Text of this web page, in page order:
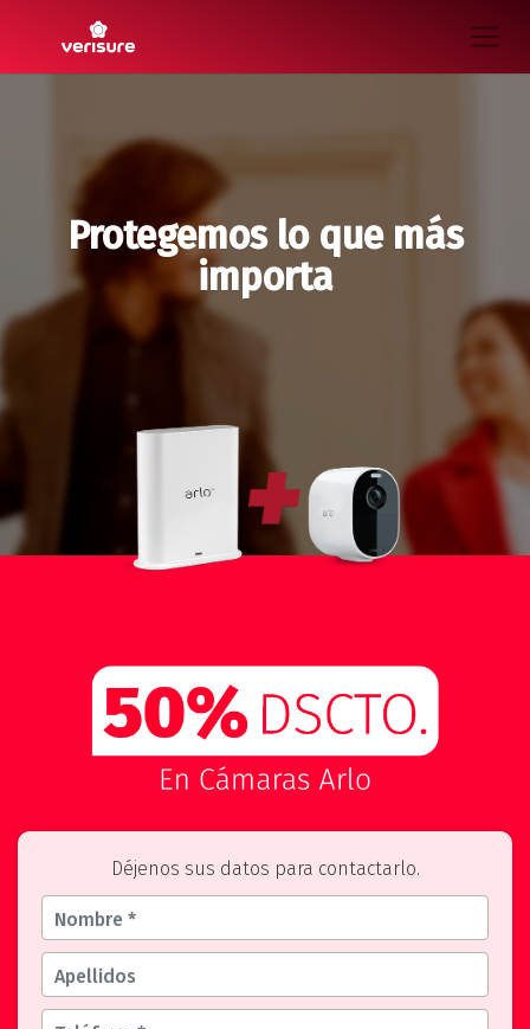
Protegemos lo que más
importa
Déjenos sus datos para contactarlo.